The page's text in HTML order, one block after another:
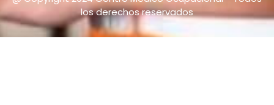
los derechos reservados